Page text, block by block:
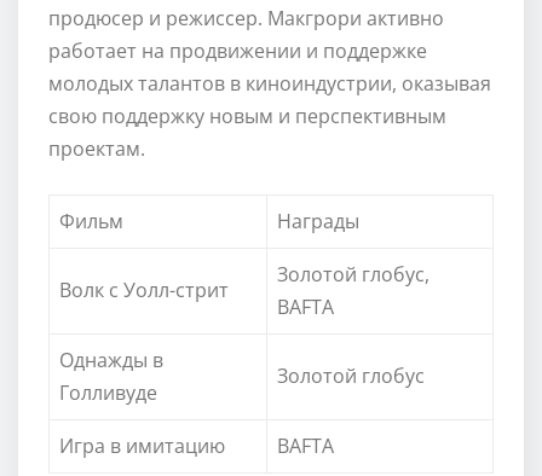
продюсер и режиссер. Макгрори активно
работает на продвижении и поддержке
молодых талантов в киноиндустрии, оказывая
свою поддержку новым и перспективным
проектам.
Фильм Награды
Волк с Уолл-стрит
Золотой глобус,
BAFTA
Однажды в
Голливуде
Золотой глобус
Игра в имитацию BAFTA